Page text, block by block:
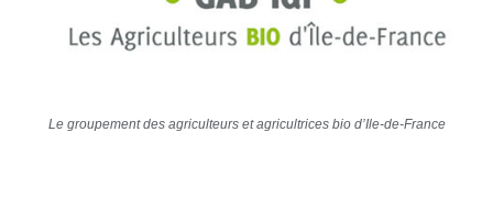
Le groupement des agriculteurs et agricultrices bio d’Ile-de-France